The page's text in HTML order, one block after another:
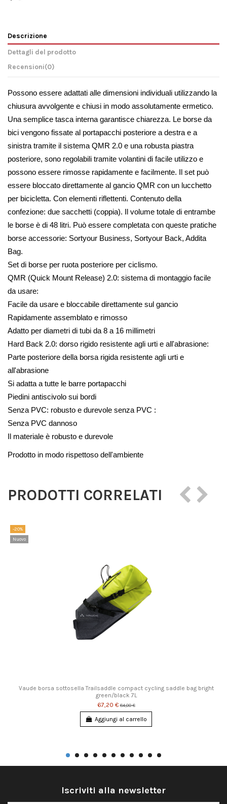
Descrizione
Dettagli del prodotto
Recensioni(0)
Possono essere adattati alle dimensioni individuali utilizzando la
chiusura avvolgente e chiusi in modo assolutamente ermetico.
Una semplice tasca interna garantisce chiarezza. Le borse da
bici vengono fissate al portapacchi posteriore a destra e a
sinistra tramite il sistema QMR 2.0 e una robusta piastra
posteriore, sono regolabili tramite volantini di facile utilizzo e
possono essere rimosse rapidamente e facilmente. Il set può
essere bloccato direttamente al gancio QMR con un lucchetto
per bicicletta. Con elementi riflettenti. Contenuto della
confezione: due sacchetti (coppia). Il volume totale di entrambe
le borse è di 48 litri. Può essere completata con queste pratiche
borse accessorie: Sortyour Business, Sortyour Back, Addita
Bag.
Set di borse per ruota posteriore per ciclismo.
QMR (Quick Mount Release) 2.0: sistema di montaggio facile
da usare:
Facile da usare e bloccabile direttamente sul gancio
Rapidamente assemblato e rimosso
Adatto per diametri di tubi da 8 a 16 millimetri
Hard Back 2.0: dorso rigido resistente agli urti e all'abrasione:
Parte posteriore della borsa rigida resistente agli urti e
all'abrasione
Si adatta a tutte le barre portapacchi
Piedini antiscivolo sui bordi
Senza PVC: robusto e durevole senza PVC :
Senza PVC dannoso
Il materiale è robusto e durevole
Prodotto in modo rispettoso dell'ambiente
PRODOTTI CORRELATI
-20%
Nuovo
Vaude borsa sottosella Trailsaddle compact cycling saddle bag bright
green/black 7L
67,20 € 84,00 €
Aggiungi al carrello
Iscriviti alla newsletter